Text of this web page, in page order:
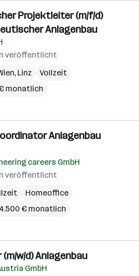
Projektleiter (m/f/d)
Anlagenbau
veröffentlicht
, Linz
Vollzeit
monatlich
Anlagenbau
careers GmbH
veröffentlicht
Homeoffice
€ monatlich
w/d) Anlagenbau
GmbH